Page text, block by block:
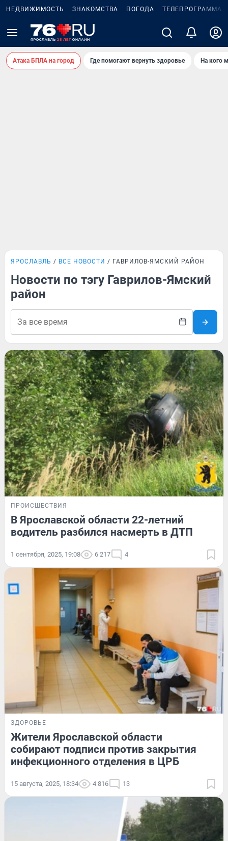
НЕДВИЖИМОСТЬ ЗНАКОМСТВА ПОГОДА ТЕЛЕПРОГРАММА
Атака БПЛА на город Где помогают вернуть здоровье На кого
ЯРОСЛАВЛЬ ВСЕ НОВОСТИ ГАВРИЛОВ-ЯМСКИЙ РАЙОН
Новости по тэгу Гаврилов-Ямский
район
ПРОИСШЕСТВИЯ
В Ярославской области 22-летний
водитель разбился насмерть в ДТП
1 сентября, 2025, 19:08 6 217 4
ЗДОРОВЬЕ
Жители Ярославской области
собирают подписи против закрытия
инфекционного отделения в ЦРБ
15 августа, 2025, 18:34 4 816 13